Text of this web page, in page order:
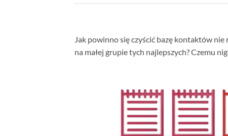
Jak powinno się czyścić bazę kontaktów
na małej grupie tych najlepszych? Czemu